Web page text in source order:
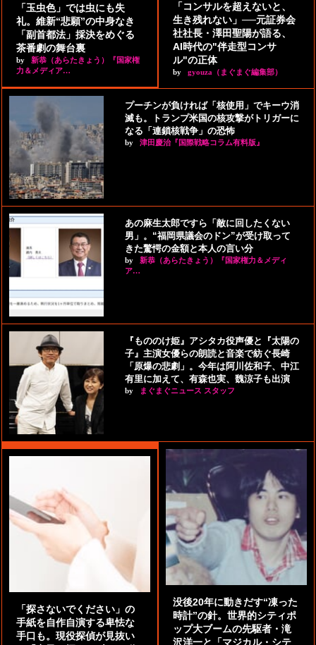
「玉虫色」では虫にも失
礼。維新“悲願”の中身なき
「副首都法」採決をめぐる
茶番劇の舞台裏
by
新恭（あらたきょう）『国家権
力＆メディア…
「コンサルを超えないと、
生き残れない」──元証券会
社社長・澤田聖陽が語る、
AI時代の"伴走型コンサ
ル"の正体
by gyouza（まぐまぐ編集部）
プーチンが負ければ「核使用」でキーウ消
滅も。トランプ米国の核攻撃がトリガーに
なる「連鎖核戦争」の恐怖
by 津田慶治『国際戦略コラム有料版』
あの麻生太郎ですら「敵に回したくない
男」。“福岡県議会のドン”が受け取って
きた驚愕の金額と本人の言い分
by
新恭（あらたきょう）『国家権力＆メディ
ア…
『もののけ姫』アシタカ役声優と『太陽の
子』主演女優らの朗読と音楽で紡ぐ長崎
「原爆の悲劇」。今年は阿川佐和子、中江
有里に加えて、有森也実、魏涼子も出演
by まぐまぐニュース スタッフ
「探さないでください」の
手紙を自作自演する卑怯な
手口も。現役探偵が見抜い
没後20年に動きだす“凍った
時計”の針。世界的シティポ
ップ大ブームの先駆者・滝
沢洋一と「マジカル・シテ